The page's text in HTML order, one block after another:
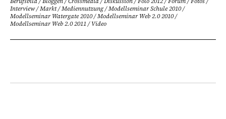
Interview/Markt/Mediennutzung/Modellseminar Schule 2010/
Modellseminar Watergate 2010/Modellseminar Web 2.0 2010/
Modellseminar Web 2.0 2011/Video